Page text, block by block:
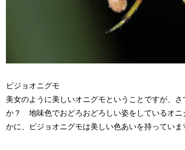
ビジョオニグモ
美女のように美しいオニグモということですが、さ
か？ 地味色でおどろおどろしい姿をしているオニ
かに、ビジョオニグモは美しい色あいを持っていま